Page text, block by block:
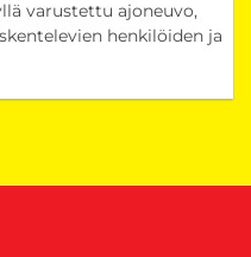
varustettu ajoneuvo,
henkilöiden ja